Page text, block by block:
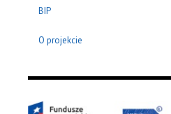
BIP
O projekcie